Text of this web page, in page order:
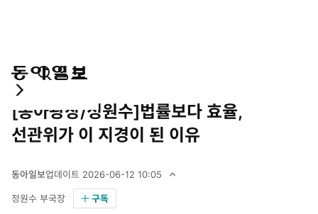
통
검
색
마
페
이
지
전
메
뉴
펼
기
오피니언 동아광장
[동아광장/정원수]법률보다 효율,
선관위가 이 지경이 된 이유
동아일보업데이트 2026-06-12 10:05
0
정원수 부국장 구독